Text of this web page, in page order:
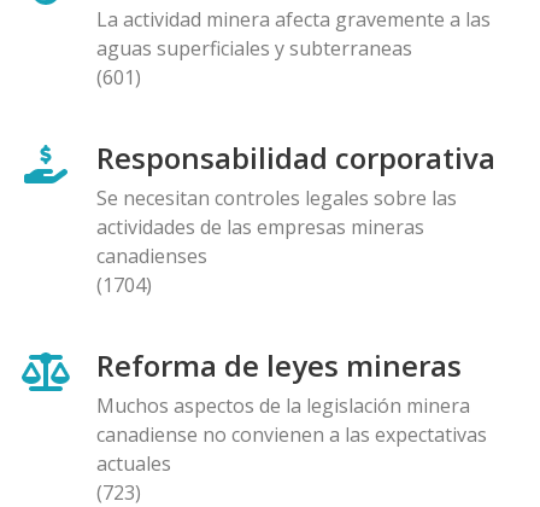
La actividad minera afecta gravemente a las
aguas superficiales y subterraneas
(601)
Responsabilidad corporativa
Se necesitan controles legales sobre las
actividades de las empresas mineras
canadienses
(1704)
Reforma de leyes mineras
Muchos aspectos de la legislación minera
canadiense no convienen a las expectativas
actuales
(723)